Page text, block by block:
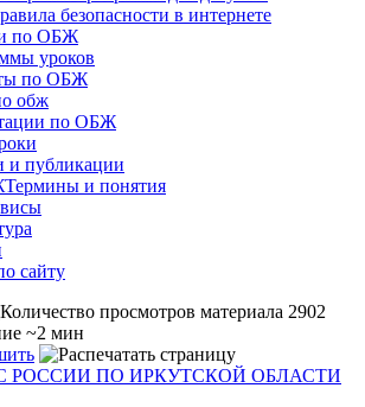
безопасности в интернете
по ОБЖ
уроков
по ОБЖ
обж
по ОБЖ
и публикации
Термины и понятия
сайту
2902
~2 мин
РОССИИ ПО ИРКУТСКОЙ ОБЛАСТИ